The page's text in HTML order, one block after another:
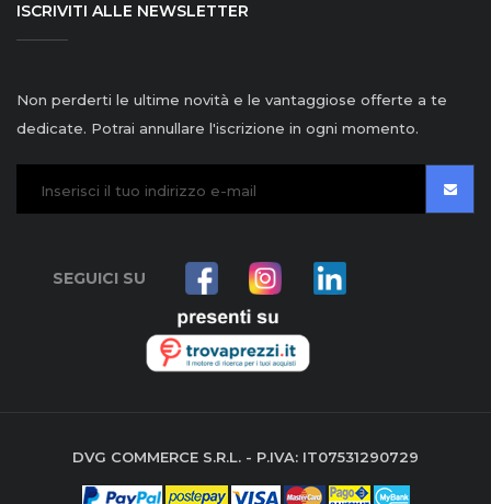
ISCRIVITI ALLE NEWSLETTER
Non perderti le ultime novità e le vantaggiose offerte a te
dedicate. Potrai annullare l'iscrizione in ogni momento.
SEGUICI SU
DVG COMMERCE S.R.L. - P.IVA: IT07531290729